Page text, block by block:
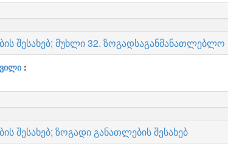
შესახებ; მუხლი 32. ზოგადსაგანმანათლებლო
შესახებ; ზოგადი განათლების შესახებ